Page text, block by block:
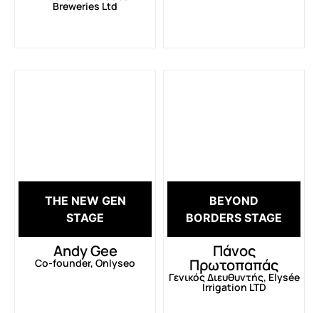
Breweries Ltd
THE NEW GEN
STAGE
Andy Gee
Co-founder, Onlyseo
BEYOND
BORDERS STAGE
Πάνος
Πρωτοπαπάς
Γενικός Διευθυντής, Elysée
Irrigation LTD